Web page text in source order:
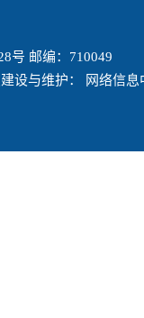
号 邮编：710049
设与维护： 网络信息